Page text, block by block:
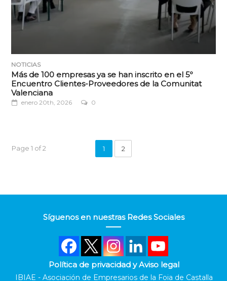
NOTICIAS
Más de 100 empresas ya se han inscrito en el 5º
Encuentro Clientes-Proveedores de la Comunitat
Valenciana
enero 20th, 2026 0
Page 1 of 2 1 2
Síguenos en nuestras Redes Sociales
Política de privacidad y Aviso legal
IBIAE - Asociación de Empresarios de la Foia de Castalla